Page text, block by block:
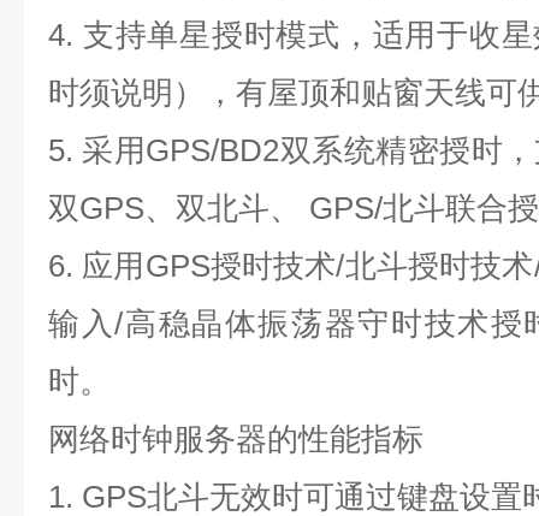
4. 支持单星授时模式，适用于收
时须说明），有屋顶和贴窗天线可
5. 采用GPS/BD2双系统精密授时
双GPS、双北斗、 GPS/北斗联合
6. 应用GPS授时技术/北斗授时技
输入/高稳晶体振荡器守时技术授
时。
网络时钟服务器的性能指标
1. GPS北斗无效时可通过键盘设置